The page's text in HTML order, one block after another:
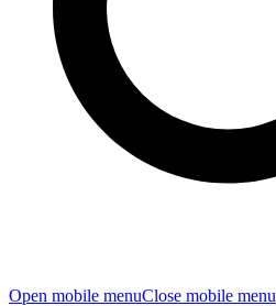
Open mobile menuClose mobile menu